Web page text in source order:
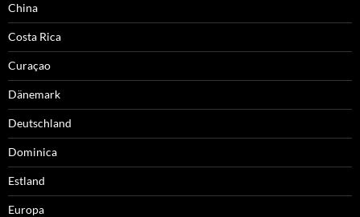
China
Costa Rica
Curaçao
Dänemark
Deutschland
Dominica
Estland
Europa